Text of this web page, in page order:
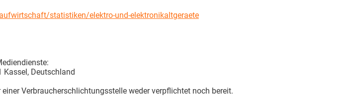
statistiken/elektro-und-elektronikaltgeraete
Kassel, Deutschland
Verbraucherschlichtungsstelle weder verpflichtet noch bereit.